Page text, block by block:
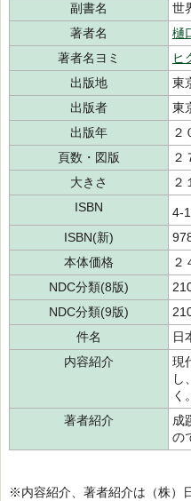
副書名
世
著者名
樋
著者名ヨミ
ヒ
出版地
東
出版者
東
出版年
２
頁数・図版
２
大きさ
２
ISBN
4-
ISBN(新)
本体価格
２
NDC分類(8版)
NDC分類(9版)
件名
日
内容紹介
現
し
く
著者紹介
成
の
※内容紹介、著者紹介は（株）